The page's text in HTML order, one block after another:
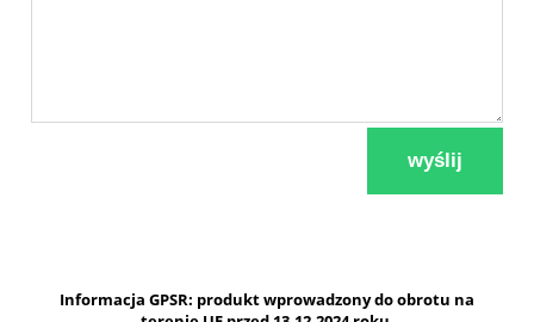
wyślij
Informacja GPSR: produkt wprowadzony do obrotu na